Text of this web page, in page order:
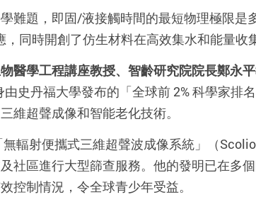
難題，即固/液接觸時間的最短物理極限是
同時開創了仿生材料在高效集水和能量收
醫學工程講座教授、智齡研究院院長鄭永
史丹福大學發布的「全球前 2% 科學家排
維超聲成像和智能老化技術。
輻射便攜式三維超聲波成像系統」（
社區進行大型篩查服務。他的發明已在多
控制情況，令全球青少年受益。